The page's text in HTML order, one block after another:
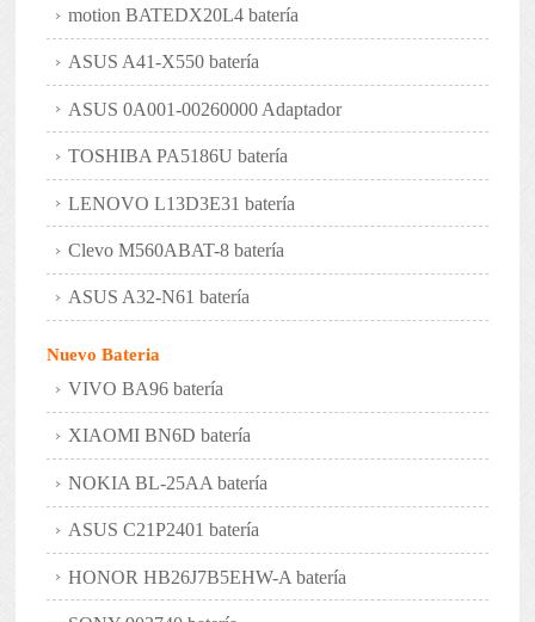
motion BATEDX20L4 batería
ASUS A41-X550 batería
ASUS 0A001-00260000 Adaptador
TOSHIBA PA5186U batería
LENOVO L13D3E31 batería
Clevo M560ABAT-8 batería
ASUS A32-N61 batería
Nuevo Bateria
VIVO BA96 batería
XIAOMI BN6D batería
NOKIA BL-25AA batería
ASUS C21P2401 batería
HONOR HB26J7B5EHW-A batería